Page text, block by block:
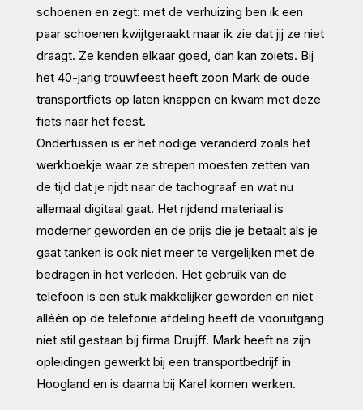
schoenen en zegt: met de verhuizing ben ik een
paar schoenen kwijtgeraakt maar ik zie dat jij ze niet
draagt. Ze kenden elkaar goed, dan kan zoiets. Bij
het 40-jarig trouwfeest heeft zoon Mark de oude
transportfiets op laten knappen en kwam met deze
fiets naar het feest.
Ondertussen is er het nodige veranderd zoals het
werkboekje waar ze strepen moesten zetten van
de tijd dat je rijdt naar de tachograaf en wat nu
allemaal digitaal gaat. Het rijdend materiaal is
moderner geworden en de prijs die je betaalt als je
gaat tanken is ook niet meer te vergelijken met de
bedragen in het verleden. Het gebruik van de
telefoon is een stuk makkelijker geworden en niet
alléén op de telefonie afdeling heeft de vooruitgang
niet stil gestaan bij firma Druijff. Mark heeft na zijn
opleidingen gewerkt bij een transportbedrijf in
Hoogland en is daarna bij Karel komen werken.